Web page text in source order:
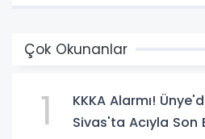
Çok Okunanlar
1
KKKA Alarmı!
Sivas'ta Acıyla Son